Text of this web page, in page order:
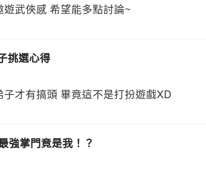
武俠感 希望能多點討論~
挑選心得
才有搞頭 畢竟這不是打扮遊戲XD
強掌門竟是我！？